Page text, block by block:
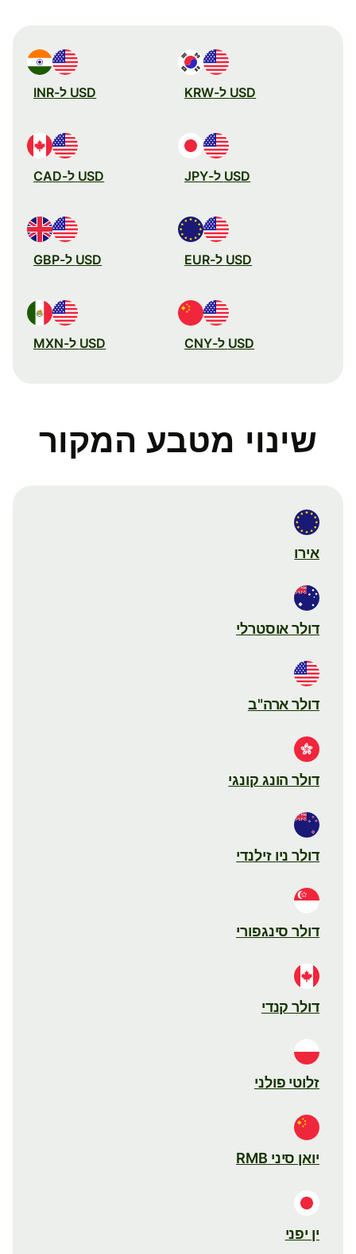
USD ל-KRW USD ל-INR
USD ל-JPY USD ל-CAD
USD ל-EUR USD ל-GBP
USD ל-CNY USD ל-MXN
שינוי מטבע המקור
אירו
דולר אוסטרלי
דולר ארה"ב
דולר הונג קונגי
דולר ניו זילנדי
דולר סינגפורי
דולר קנדי
זלוטי פולני
יואן סיני RMB
ין יפני